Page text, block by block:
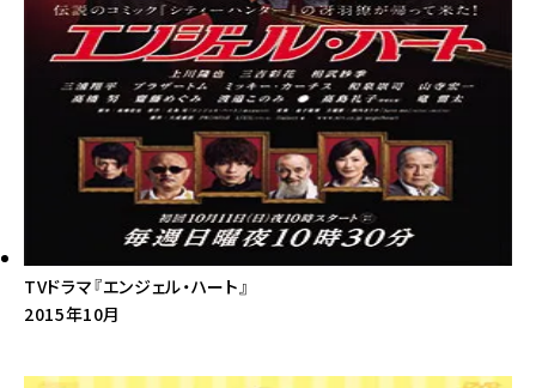
TVドラマ『エンジェル・ハート』
2015年10月